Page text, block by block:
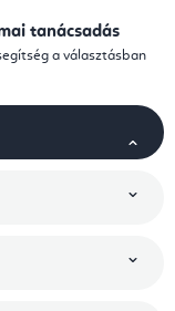
tanácsadás
a választásban